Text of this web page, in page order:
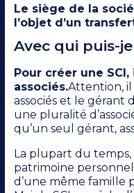
Le siège de la
l’objet d’un
Avec qui puis-
Pour créer une
associés.Attention,
associés et le gérant
une pluralité
qu’un seul gérant,
La plupart du temps,
patrimoine
d’une même famille